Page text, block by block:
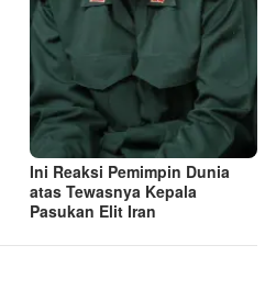
Ini Reaksi Pemimpin Dunia
atas Tewasnya Kepala
Pasukan Elit Iran